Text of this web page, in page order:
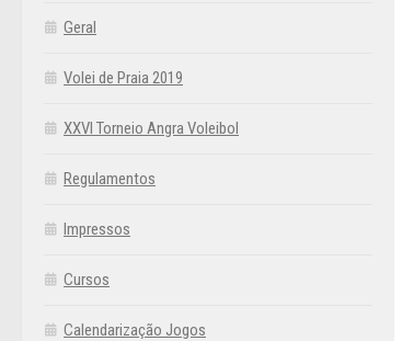
Geral
Volei de Praia 2019
XXVI Torneio Angra Voleibol
Regulamentos
Impressos
Cursos
Calendarização Jogos